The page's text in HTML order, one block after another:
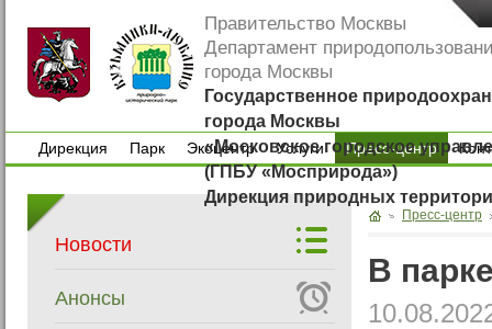
Правительство Москвы
Департамент
города Москвы
Государственное
города Москвы
«Московское городское
(ГПБУ «Мосприрода»)
Дирекция природных
Дирекция
Парк
Экоцентр
Экоцентр
Услуги
Услуги
Пресс-центр
Новости
Анонсы
Пресс-центр
В